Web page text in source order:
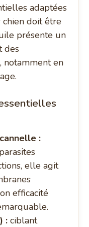
adaptées
doit être
présente un
des
notamment en
:
elle agit
efficacité
: ciblant